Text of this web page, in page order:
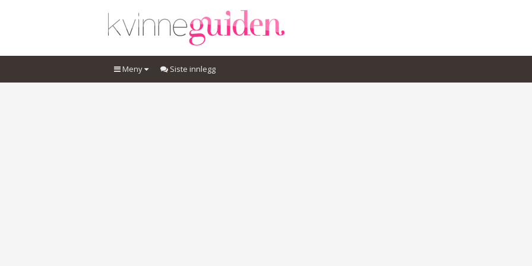
Meny Siste innlegg